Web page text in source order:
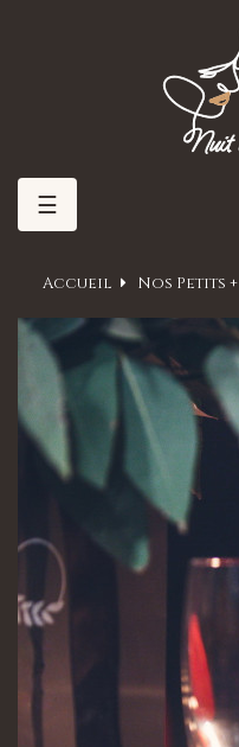
Basculer
la
☰
Accueil Nos Petits +